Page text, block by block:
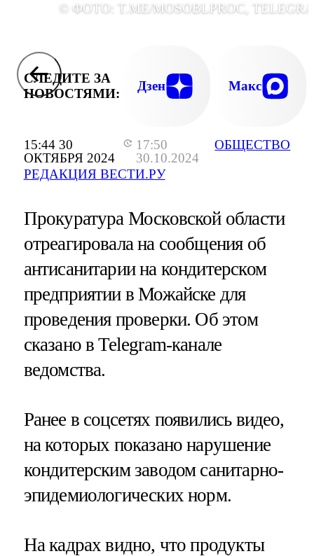
15:44 30
ОКТЯБРЯ 2024
17:50
30.10.2024
РЕДАКЦИЯ ВЕСТИ.РУ
ОБЩЕСТВО
© ФОТО: T.ME/MOSOBLPROC,
СЛЕДИТЕ ЗА
НОВОСТЯМИ:
Дзен Макс
Прокуратура Московской области
отреагировала на сообщения об
антисанитарии на кондитерском
предприятии в Можайске для
проведения проверки. Об этом
сказано в Telegram-канале
ведомства.
Ранее в соцсетях появились видео,
на которых показано нарушение
кондитерским заводом санитарно-
эпидемиологических норм.
На кадрах видно, что продукты